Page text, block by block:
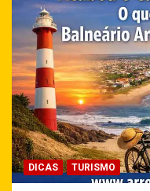
DICAS TURISMO